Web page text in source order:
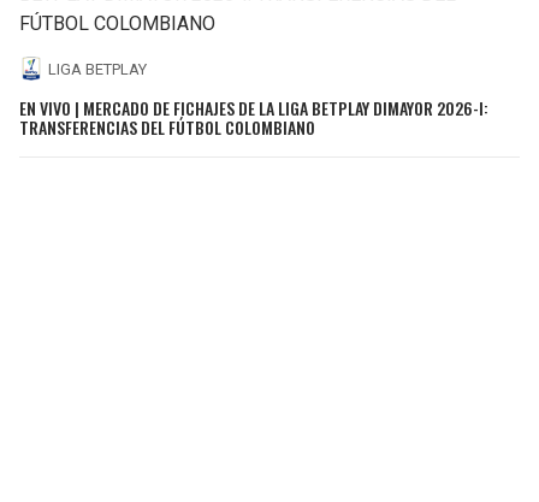
LIGA BETPLAY
EN VIVO | MERCADO DE FICHAJES DE LA LIGA BETPLAY DIMAYOR 2026-I:
TRANSFERENCIAS DEL FÚTBOL COLOMBIANO